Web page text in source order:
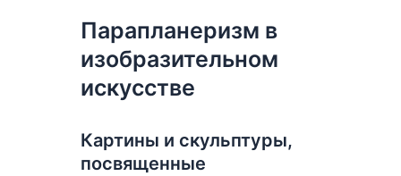
Парапланеризм в
изобразительном
искусстве
Картины и скульптуры,
посвященные